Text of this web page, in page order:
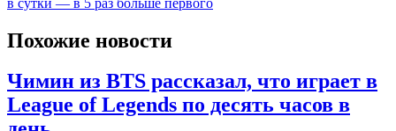
Похожие новости
Чимин из BTS рассказал, что играет в
League of Legends по десять часов в